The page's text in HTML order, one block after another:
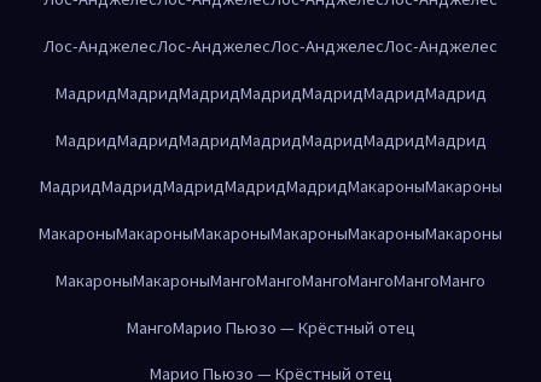
Лос-АнджелесЛос-АнджелесЛос-АнджелесЛос-Анджелес
МадридМадридМадридМадридМадридМадридМадрид
МадридМадридМадридМадридМадридМадридМадрид
МадридМадридМадридМадридМадридМакароныМакароны
МакароныМакароныМакароныМакароныМакароныМакароны
МакароныМакароныМангоМангоМангоМангоМангоМанго
МангоМарио Пьюзо — Крёстный отец
Марио Пьюзо — Крёстный отец